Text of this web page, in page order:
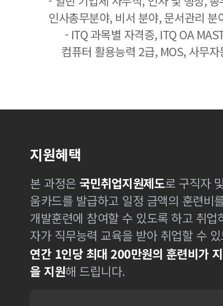
인사총무분야, 비서 분야, 문서관리
- ITQ 과목별 자격증, ITQ OA
컴퓨터 활용능력 2급, MOS, 사무
지원혜택
본 과정은 국민취업지원제도로 구직자
움카드를 발급하고 일정 금액의 훈련비
개발훈련에 참여할 수 있도록 하고 취
자가 직무능력 교육을 받아 취업할 수
연간 1인당 최대 200만원의 훈련비가
을 지원해 드립니다.